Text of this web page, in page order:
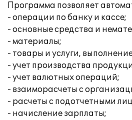
Программа позволяет
- операции по банку и кассе;
- основные средства и
- материалы;
- товары и услуги,
- учет производства
- учет валютных операций;
- взаиморасчеты с
- расчеты с подотчетными
- начисление зарплаты;